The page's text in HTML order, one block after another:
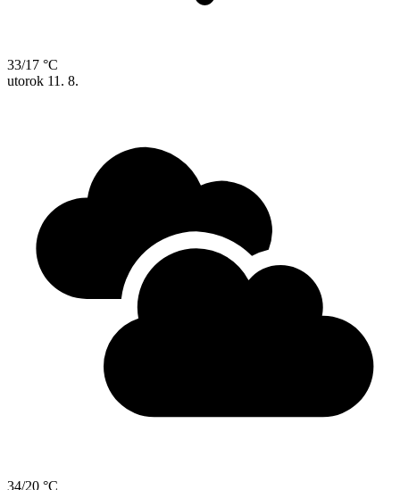
33/17 °C
utorok 11. 8.
34/20 °C